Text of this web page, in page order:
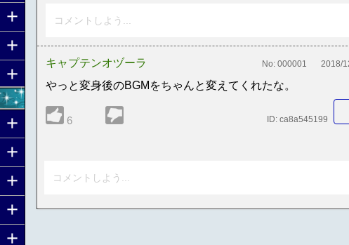
コメントしよう...
キャプテンオヅーラ No: 000001 2018/
やっと変身後のBGMをちゃんと変えてくれたな。
6 ID: ca8a545199
コメントしよう...